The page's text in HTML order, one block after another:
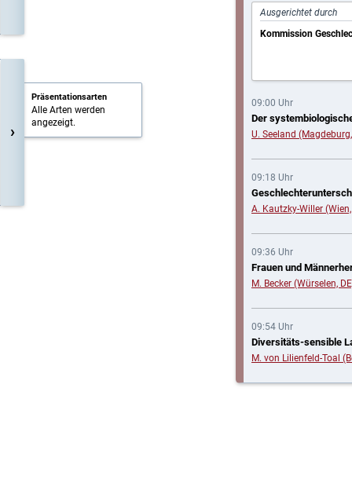
›
Präsentationsarten
Alle Arten werden
angezeigt.
Ausgerichtet durch
Kommission
09:00 Uhr
Der
U. Seeland
09:18 Uhr
A. Kautzky-Willer
09:36 Uhr
Frauen und
M. Becker (Würselen,
09:54 Uhr
Diversitäts-sensible
M. von Lilienfeld-Toal